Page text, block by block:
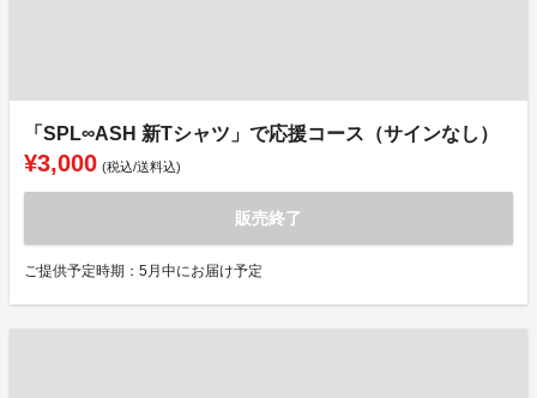
「SPL∞ASH 新Tシャツ」で応援コース（サインなし）
¥3,000 (税込/送料込)
販売終了
ご提供予定時期：5月中にお届け予定